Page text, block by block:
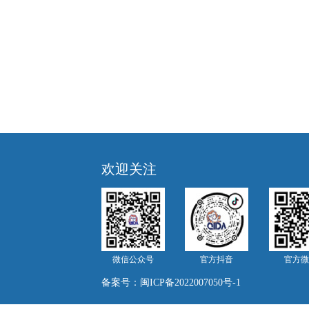
欢迎关注
微信公众号 官方抖音 官方
备案号： 闽ICP备2022007050号-1